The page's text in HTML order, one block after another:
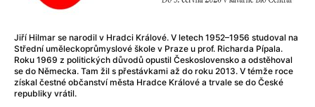
Jiří Hilmar se narodil v Hradci Králové. V letech 1952–1956 studoval na
Střední uměleckoprůmyslové škole v Praze u prof. Richarda Pípala.
Roku 1969 z politických důvodů opustil Československo a odstěhoval
se do Německa. Tam žil s přestávkami až do roku 2013. V témže roce
získal čestné občanství města Hradce Králové a trvale se do České
republiky vrátil.